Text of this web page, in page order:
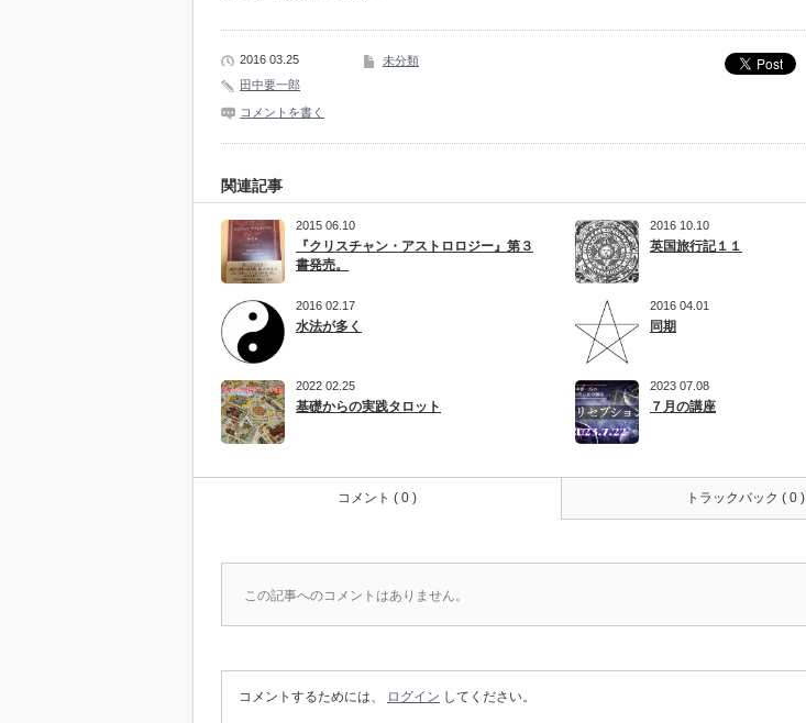
2016 03.25
田中要一郎
コメントを書く
未分類
関連記事
2015 06.10
『クリスチャン・アストロロジー』第３
書発売。
2016 10.10
英国旅行記１１
2016 02.17
水法が多く
2016 04.01
同期
2022 02.25
基礎からの実践タロット
2023 07.08
７月の講座
コメント ( 0 ) トラックバック ( 0 )
この記事へのコメントはありません。
コメントするためには、 ログイン してください。